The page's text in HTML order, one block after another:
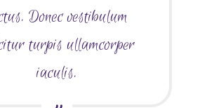
Donec vestibulum
turpis ullamcorper
iaculis.